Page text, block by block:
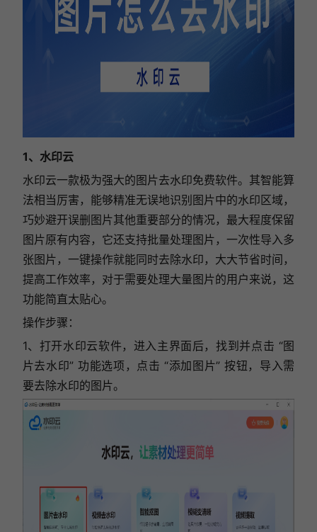
1、水印云
水印云一款极为强大的图片去水印免费软件。其智能算
法相当厉害，能够精准无误地识别图片中的水印区域，
巧妙避开误删图片其他重要部分的情况，最大程度保留
图片原有内容， 它还支持批量处理图片，一次性导入多
张图片，一键操作就能同时去除水印，大大节省时间，
提高工作效率，对于需要处理大量图片的用户来说，这
功能简直太贴心。
操作步骤：
1、打开水印云软件，进入主界面后，找到并点击 “图
片去水印” 功能选项， 点击 “添加图片” 按钮，导入需
要去除水印的图片。